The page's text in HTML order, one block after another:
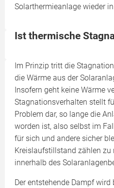
Solarthermieanlage wieder
Ist thermische
Im Prinzip tritt die
die Wärme aus der
Insofern geht keine Wärme
Stagnationsverhalten stellt
Problem dar, so lange die
worden ist, also selbst im
für sich und andere sicher
Kreislaufstillstand zählen zu
innerhalb des
Der entstehende Dampf